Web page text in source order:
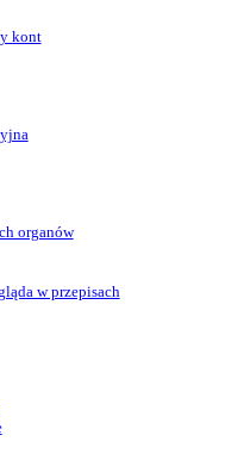
kont
organów
w przepisach